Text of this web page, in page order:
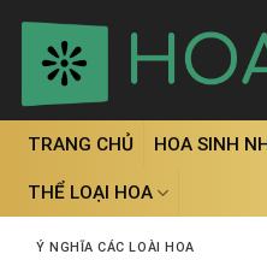
content
TRANG CHỦ HOA SINH
THỂ LOẠI HOA
Ý NGHĨA CÁC LOÀI HOA